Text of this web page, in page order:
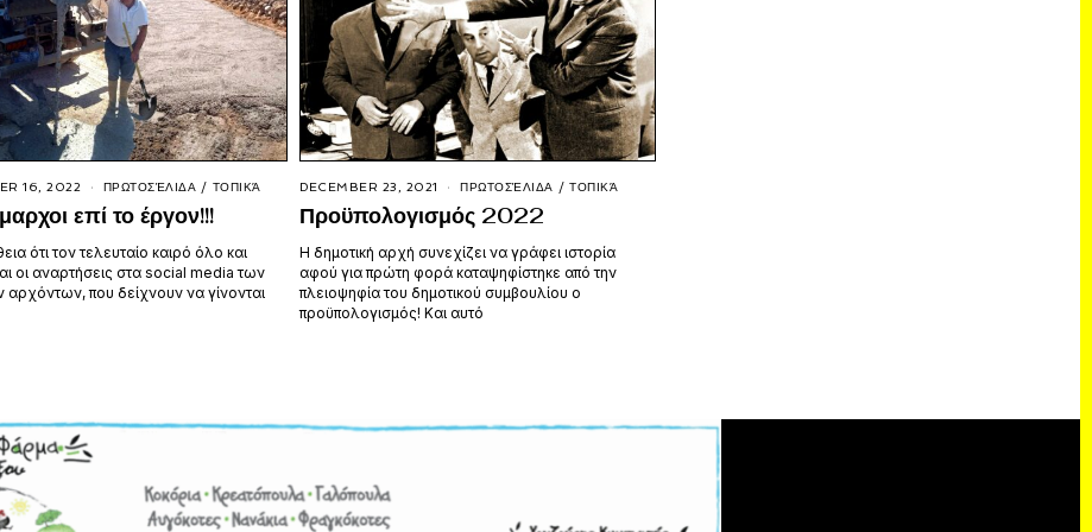
16, 2022 ΠΡΩΤΟΣΈΛΙΔΑ / ΤΟΠΙΚΆ
επί το έργον!!!
ότι τον τελευταίο καιρό όλο και
οι αναρτήσεις στα social media των
αρχόντων, που δείχνουν να γίνονται
DECEMBER 23, 2021 ΠΡΩΤΟΣΈΛΙΔΑ / ΤΟΠΙΚΆ
Προϋπολογισμός 2022
Η δημοτική αρχή συνεχίζει να γράφει ιστορία
αφού για πρώτη φορά καταψηφίστηκε από την
πλειοψηφία του δημοτικού συμβουλίου ο
προϋπολογισμός! Και αυτό